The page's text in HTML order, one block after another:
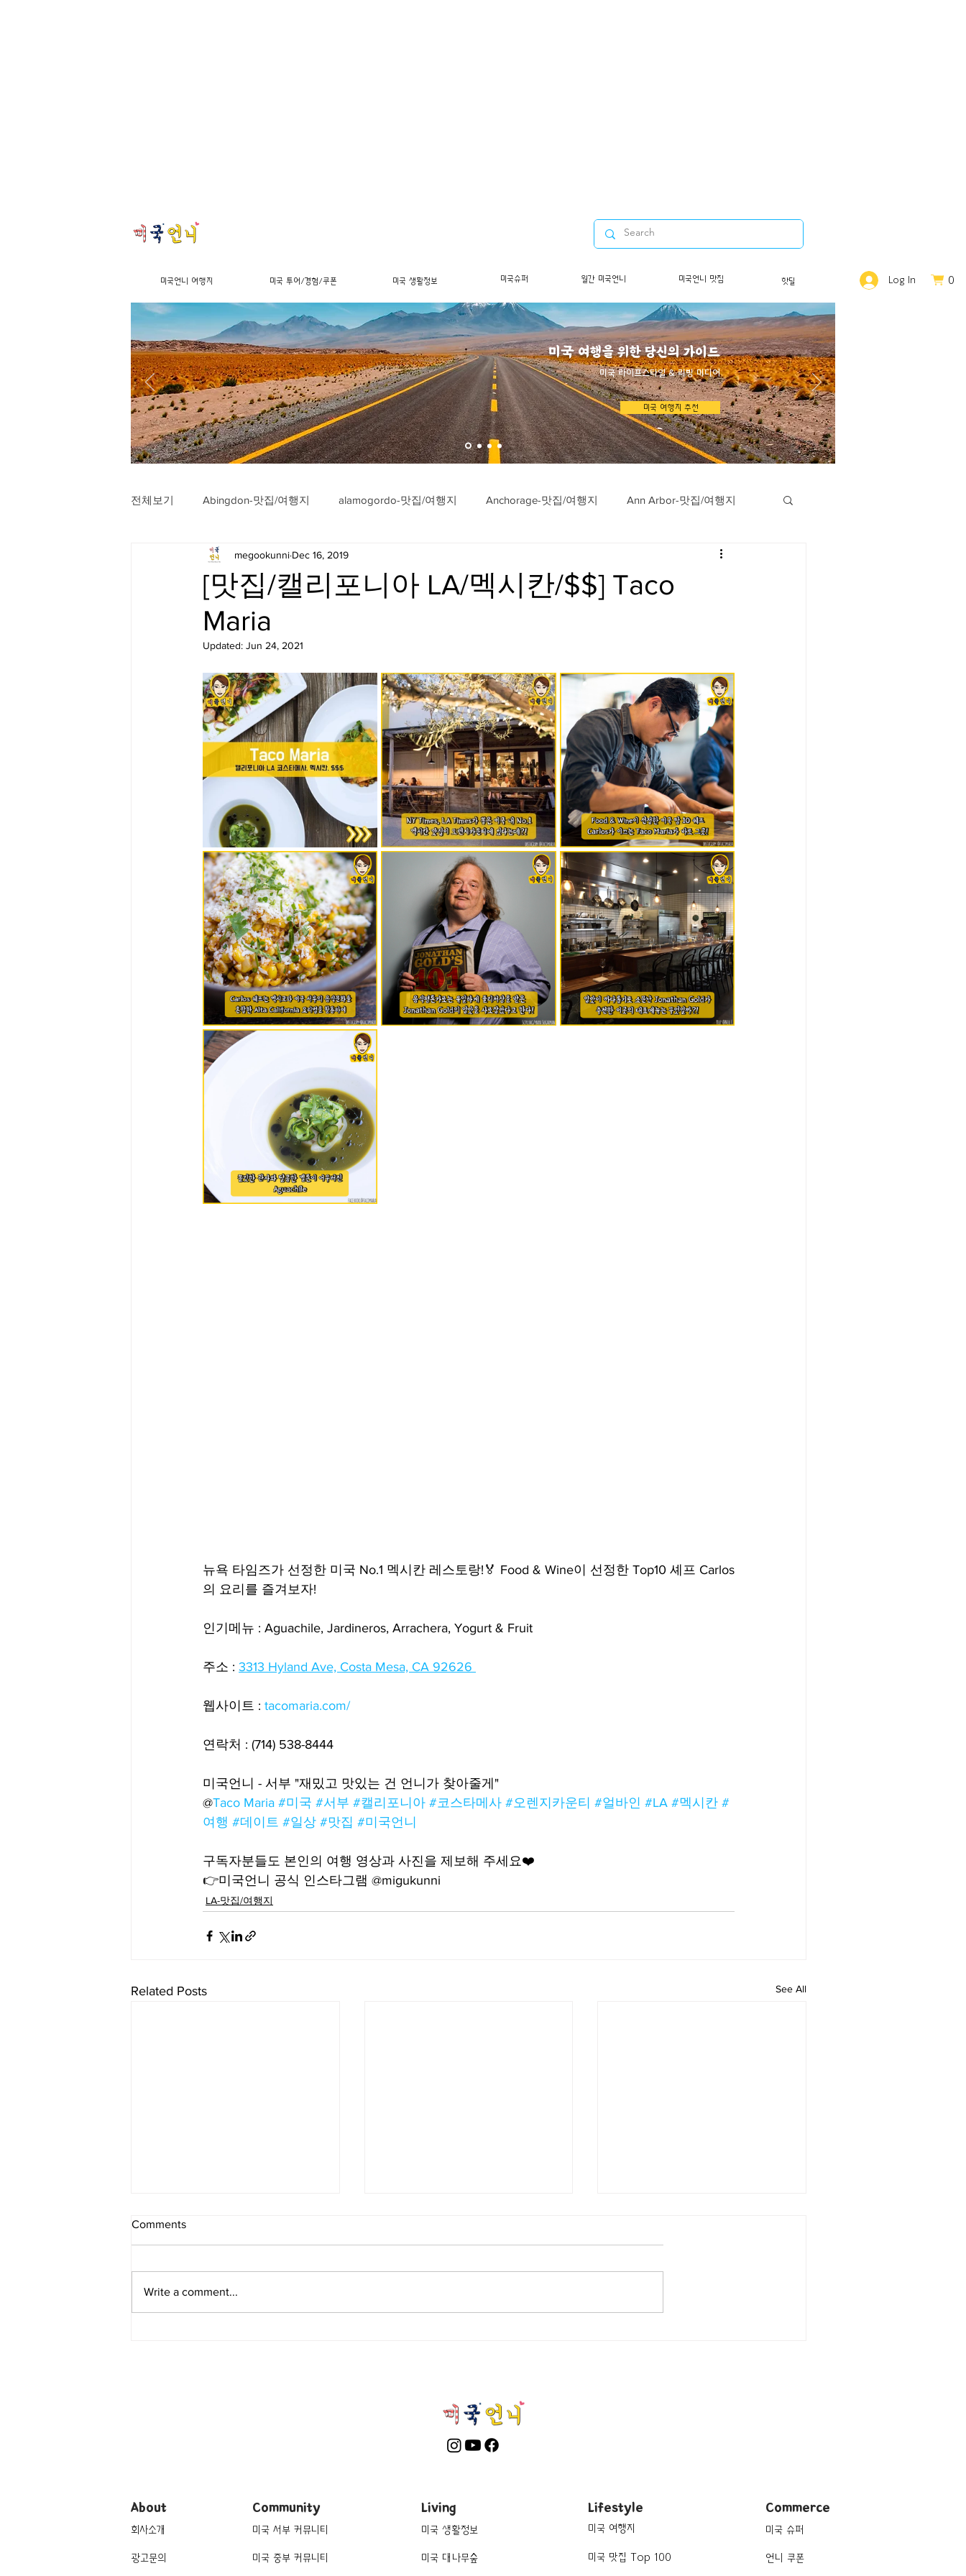
미국 여행을 위한 당신의 가이드
​미국 라이프스타일 & 리빙 미디어
미국 여행지 추천
전체보기 Abingdon-맛집/여행지 alamogordo-맛집/여행지 Anchorage-맛집/여행지 Ann Arbor-맛집/여행지
Arlington-맛집/여행지 Arlington-맛집/여행지 Austin-맛집/여행지
Badlands-맛집/여행지
Big Bend-맛집/여행지 Bloomfield-맛집/여행지 Bloomington-맛집/여행지 Boone-맛집/여행지
Boston-맛집/여행지 Boulder City-맛집/여행지 Brawley-맛집/여행지 Bretton Woods-맛집/여행지
Bryce Canyon-맛집/여행지 Buena Park-맛집/여행지 Calipatria-맛집/여행지
Cambridge-맛집/여행지 Campton-맛집/여행지 Campton-맛집/여행지 Cascade Locks-맛집/여행지
Centerport-맛집/여행지
[맛집/캘리포니아 LA/멕시칸/$$] Taco
Maria
megookunni Dec 16, 2019
Updated: Jun 24, 2021
뉴욕 타임즈가 선정한 미국 No.1 멕시칸 레스토랑!🏅 Food & Wine이 선정한 Top10 셰프 Carlos
의 요리를 즐겨보자!
인기메뉴 : Aguachile, Jardineros, Arrachera, Yogurt & Fruit
주소 : 3313 Hyland Ave, Costa Mesa, CA 92626
웹사이트 : tacomaria.com/
연락처 : (714) 538-8444
미국언니 - 서부 "재밌고 맛있는 건 언니가 찾아줄게"
@Taco Maria #미국 #서부 #캘리포니아 #코스타메사 #오렌지카운티 #얼바인 #LA #멕시칸 #
여행 #데이트 #일상 #맛집 #미국언니
구독자분들도 본인의 여행 영상과 사진을 제보해 주세요❤️
👉미국언니 공식 인스타그램 @migukunni
LA-맛집/여행지
Related Posts See All
Comments
Write a comment...
미국언니 여행지 미국 투어/경험/쿠폰 미국 생활정보 미국슈퍼 월간 미국언니 미국언니 맛집 핫딜 Log In 0
About
회사소개
광고문의
Community
미국 서부 커뮤니티
미국 중부 커뮤니티
Living
미국 생활정보
미국 대나무숲
Lifestyle
미국 여행지
미국 맛집 Top 100
Commerce
미국 슈퍼
언니 쿠폰